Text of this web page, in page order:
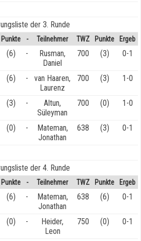
der 3. Runde
Punkte - Teilnehmer TWZ Punkte Ergeb
(6) -
Rusman,
Daniel
700 (3) 0-1
(6) -
van Haaren,
Laurenz
700 (3) 1-0
(3) -
Altun,
Süleyman
700 (0) 1-0
(0) -
Mateman,
Jonathan
638 (3) 0-1
der 4. Runde
Punkte - Teilnehmer TWZ Punkte Ergeb
(6) -
Mateman,
Jonathan
638 (6) 0-1
(0) -
Heider,
Leon
750 (0) 0-1